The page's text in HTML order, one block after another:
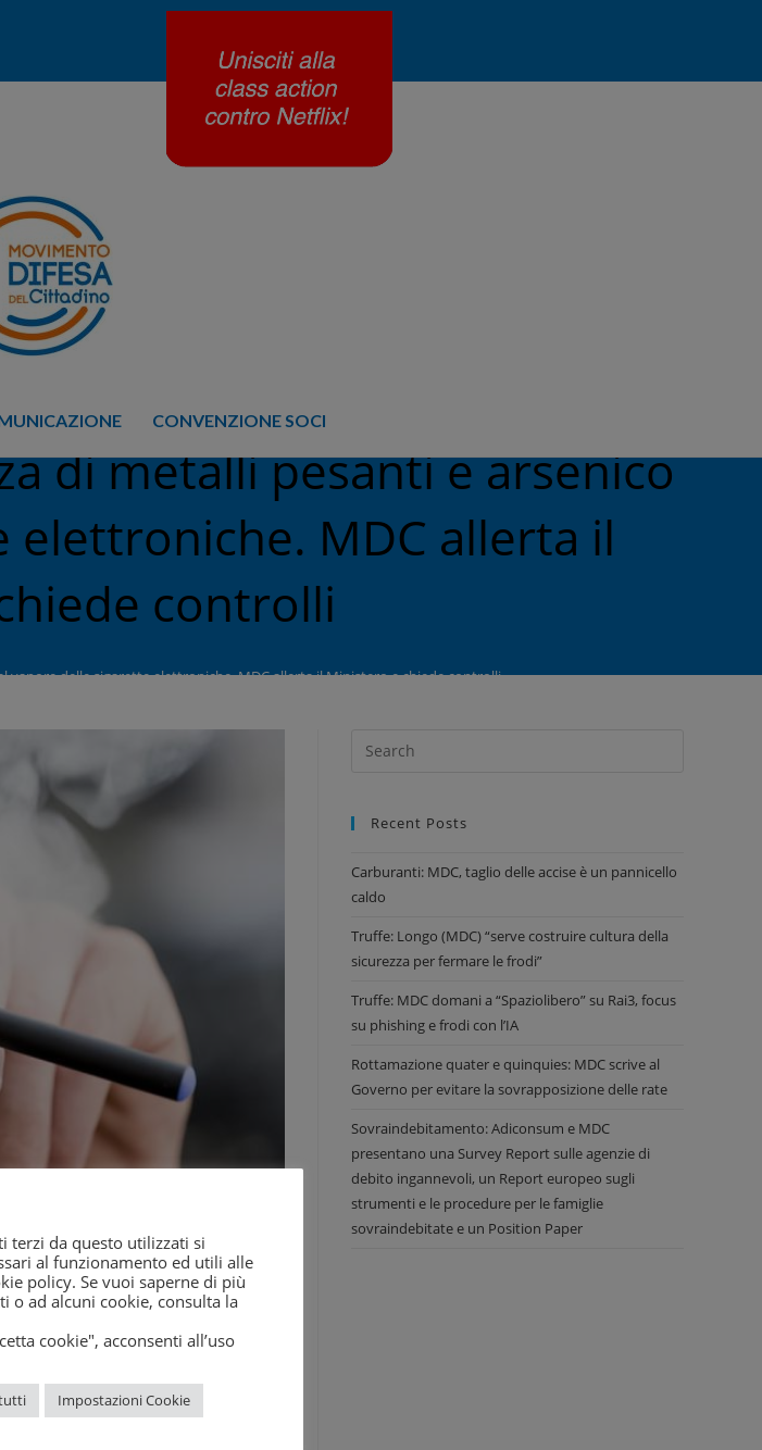
CONVENZIONE SOCI
di metalli pesanti e arsenico
MDC allerta il
controlli
vapore delle sigarette elettroniche. MDC allerta il Ministero e chiede controlli
con le sigarette elettroniche:
Health Perspectives dal titolo: “Metal
maggiore sicurezza rispetto alle
Recent Posts
Carburanti: MDC, taglio delle accise è un pannicello
caldo
Truffe: Longo (MDC) “serve costruire cultura della
sicurezza per fermare le frodi”
Truffe: MDC domani a “Spaziolibero” su Rai3, focus
su phishing e frodi con l’IA
Rottamazione quater e quinquies: MDC scrive al
Governo per evitare la sovrapposizione delle rate
Sovraindebitamento: Adiconsum e MDC
presentano una Survey Report sulle agenzie di
debito ingannevoli, un Report europeo sugli
strumenti e le procedure per le famiglie
sovraindebitate e un Position Paper
terzi da questo utilizzati si
al funzionamento ed utili alle
policy. Se vuoi saperne di più
o ad alcuni cookie, consulta la
cookie", acconsenti all’uso
Impostazioni Cookie